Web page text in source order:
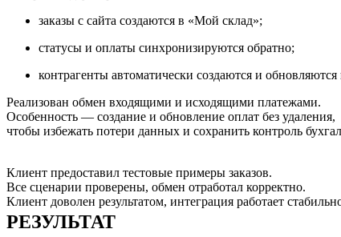
заказы с сайта создаются в «Мой склад»;
статусы и оплаты синхронизируются обратно;
контрагенты автоматически создаются и
Реализован обмен входящими и исходящими платежами.
Особенность — создание и обновление оплат без удаления,
чтобы избежать потери данных и сохранить контроль
Клиент предоставил тестовые примеры заказов.
Все сценарии проверены, обмен отработал корректно.
Клиент доволен результатом, интеграция работает
РЕЗУЛЬТАТ